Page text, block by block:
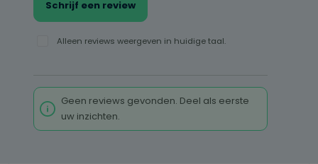
Schrijf een review
Alleen reviews weergeven in huidige taal.
Geen reviews gevonden. Deel als eerste
uw inzichten.